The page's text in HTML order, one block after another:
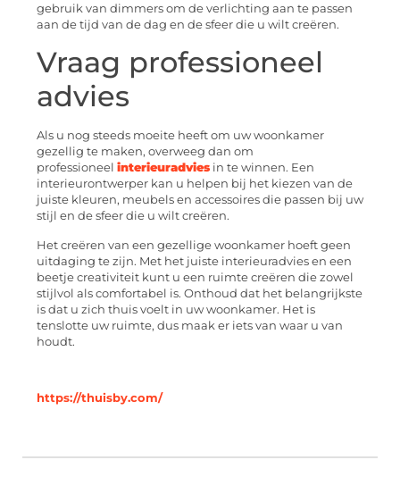
gebruik van dimmers om de verlichting aan te passen
aan de tijd van de dag en de sfeer die u wilt creëren.
Vraag professioneel
advies
Als u nog steeds moeite heeft om uw woonkamer
gezellig te maken, overweeg dan om
professioneel interieuradvies in te winnen. Een
interieurontwerper kan u helpen bij het kiezen van de
juiste kleuren, meubels en accessoires die passen bij uw
stijl en de sfeer die u wilt creëren.
Het creëren van een gezellige woonkamer hoeft geen
uitdaging te zijn. Met het juiste interieuradvies en een
beetje creativiteit kunt u een ruimte creëren die zowel
stijlvol als comfortabel is. Onthoud dat het belangrijkste
is dat u zich thuis voelt in uw woonkamer. Het is
tenslotte uw ruimte, dus maak er iets van waar u van
houdt.
https://thuisby.com/